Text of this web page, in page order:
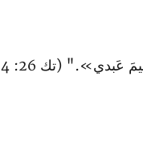
(تك 26: 24).